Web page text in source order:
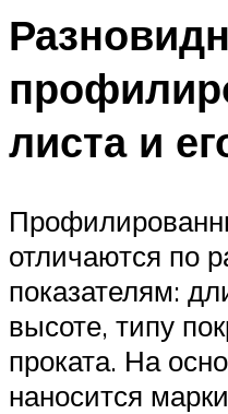
листа и
отличаются по
показателям:
высоте, типу
проката. На
наносится